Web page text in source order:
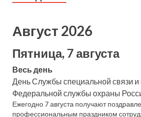
Август 2026
Пятница, 7 августа
Весь день
День Службы специальной связи
Федеральной службы охраны
Ежегодно 7 августа получают
профессиональным праздником